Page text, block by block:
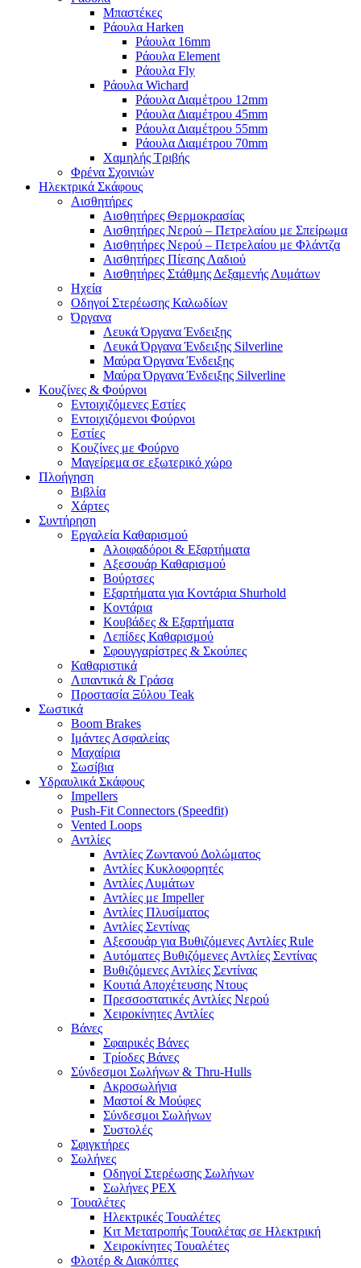
Μπαστέκες
Ράουλα Harken
Ράουλα 16mm
Ράουλα Element
Ράουλα Fly
Ράουλα Wichard
Ράουλα Διαμέτρου 12mm
Ράουλα Διαμέτρου 45mm
Ράουλα Διαμέτρου 55mm
Ράουλα Διαμέτρου 70mm
Χαμηλής Τριβής
Φρένα Σχοινιών
Ηλεκτρικά Σκάφους
Αισθητήρες
Αισθητήρες Θερμοκρασίας
Αισθητήρες Νερού – Πετρελαίου με Σπείρωμα
Αισθητήρες Νερού – Πετρελαίου με Φλάντζα
Αισθητήρες Πίεσης Λαδιού
Αισθητήρες Στάθμης Δεξαμενής Λυμάτων
Ηχεία
Οδηγοί Στερέωσης Καλωδίων
Όργανα
Λευκά Όργανα Ένδειξης
Λευκά Όργανα Ένδειξης Silverline
Μαύρα Όργανα Ένδειξης
Μαύρα Όργανα Ένδειξης Silverline
Κουζίνες & Φούρνοι
Εντοιχιζόμενες Εστίες
Εντοιχιζόμενοι Φούρνοι
Εστίες
Κουζίνες με Φούρνο
Μαγείρεμα σε εξωτερικό χώρο
Πλοήγηση
Βιβλία
Χάρτες
Συντήρηση
Εργαλεία Καθαρισμού
Αλοιφαδόροι & Εξαρτήματα
Αξεσουάρ Καθαρισμού
Βούρτσες
Εξαρτήματα για Κοντάρια Shurhold
Κοντάρια
Κουβάδες & Εξαρτήματα
Λεπίδες Καθαρισμού
Σφουγγαρίστρες & Σκούπες
Καθαριστικά
Λιπαντικά & Γράσα
Προστασία Ξύλου Teak
Σωστικά
Boom Brakes
Ιμάντες Ασφαλείας
Μαχαίρια
Σωσίβια
Υδραυλικά Σκάφους
Impellers
Push-Fit Connectors (Speedfit)
Vented Loops
Αντλίες
Αντλίες Ζωντανού Δολώματος
Αντλίες Κυκλοφορητές
Αντλίες Λυμάτων
Αντλίες με Impeller
Αντλίες Πλυσίματος
Αντλίες Σεντίνας
Αξεσουάρ για Βυθιζόμενες Αντλίες Rule
Αυτόματες Βυθιζόμενες Αντλίες Σεντίνας
Βυθιζόμενες Αντλίες Σεντίνας
Κουτιά Αποχέτευσης Ντους
Πρεσσοστατικές Αντλίες Νερού
Χειροκίνητες Αντλίες
Βάνες
Σφαιρικές Βάνες
Τρίοδες Βάνες
Σύνδεσμοι Σωλήνων & Thru-Hulls
Ακροσωλήνια
Μαστοί & Μούφες
Σύνδεσμοι Σωλήνων
Συστολές
Σφιγκτήρες
Σωλήνες
Οδηγοί Στερέωσης Σωλήνων
Σωλήνες PEX
Τουαλέτες
Ηλεκτρικές Τουαλέτες
Κιτ Μετατροπής Τουαλέτας σε Ηλεκτρική
Χειροκίνητες Τουαλέτες
Φλοτέρ & Διακόπτες